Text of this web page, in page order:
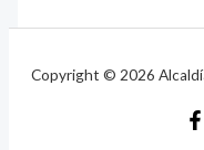
Copyright © 2026